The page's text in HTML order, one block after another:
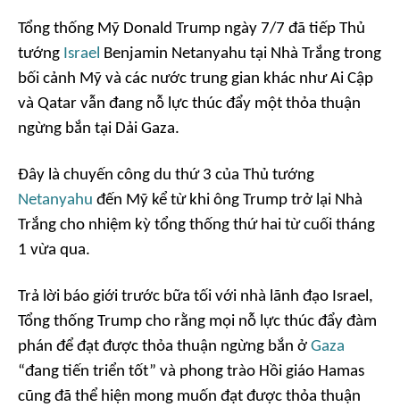
Tổng thống Mỹ Donald Trump ngày 7/7 đã tiếp Thủ
tướng Israel Benjamin Netanyahu tại Nhà Trắng trong
bối cảnh Mỹ và các nước trung gian khác như Ai Cập
và Qatar vẫn đang nỗ lực thúc đẩy một thỏa thuận
ngừng bắn tại Dải Gaza.
Đây là chuyến công du thứ 3 của Thủ tướng
Netanyahu đến Mỹ kể từ khi ông Trump trở lại Nhà
Trắng cho nhiệm kỳ tổng thống thứ hai từ cuối tháng
1 vừa qua.
Trả lời báo giới trước bữa tối với nhà lãnh đạo Israel,
Tổng thống Trump cho rằng mọi nỗ lực thúc đẩy đàm
phán để đạt được thỏa thuận ngừng bắn ở Gaza
“đang tiến triển tốt” và phong trào Hồi giáo Hamas
cũng đã thể hiện mong muốn đạt được thỏa thuận